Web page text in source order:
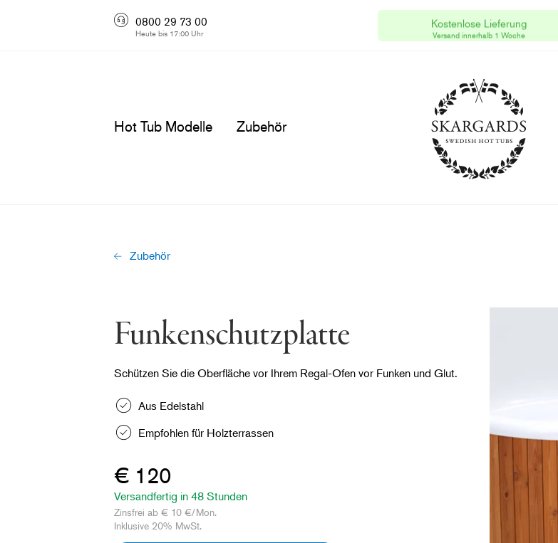
Hot Tub Modelle Zubehör
0800 29 73 00
Heute bis 17:00 Uhr Kostenlose Lieferung
Versand innerhalb 1 Woche
Skargards Hot Tubs
Steuernummer #68 492/9698.
Zubehör
Funkenschutzplatte
Schützen Sie die Oberfläche vor Ihrem Regal-Ofen vor Funken und Glut.
Aus Edelstahl
Empfohlen für Holzterrassen
€ 120
Versandfertig in 48 Stunden
Zinsfrei ab € 10 €/Mon.
Inklusive 20% MwSt.